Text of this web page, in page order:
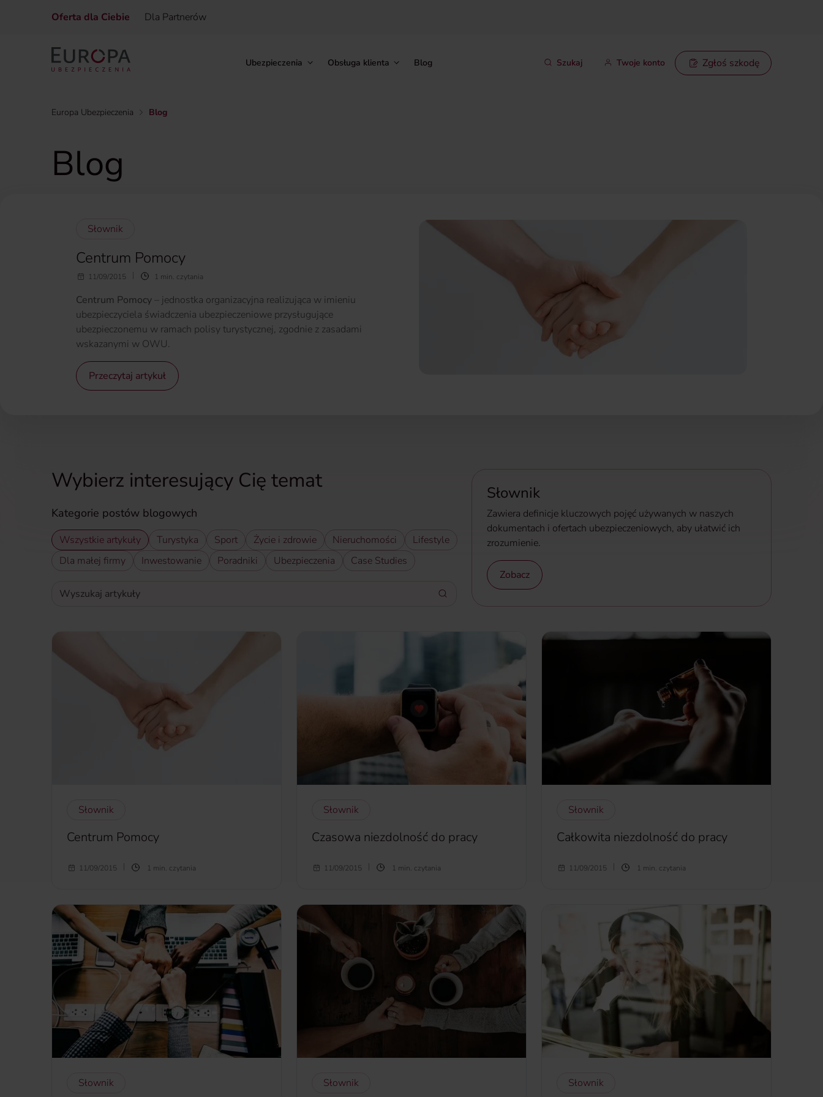
Oferta dla Ciebie Dla Partnerów
Ubezpieczenia Obsługa klienta Blog Szukaj Twoje konto Zgłoś szkodę
Europa Ubezpieczenia Blog
Blog
Słownik
Centrum Pomocy
11/09/2015 1 min. czytania
Centrum Pomocy– jednostka organizacyjna realizująca w imieniu
ubezpieczyciela świadczenia ubezpieczeniowe przysługujące
ubezpieczonemu w ramach polisy turystycznej, zgodnie z zasadami
wskazanymi w OWU.
Przeczytaj artykuł
Wybierz interesujący Cię temat
Kategorie postów blogowych
Wszystkie artykuły Turystyka Sport Życie i zdrowie Nieruchomości
Lifestyle
Dla małej firmy
Inwestowanie Poradniki Ubezpieczenia
Case Studies
Wyszukaj artykuły
Słownik
Zawiera definicje kluczowych pojęć używanych w naszych
dokumentach i ofertach ubezpieczeniowych, aby ułatwić ich
zrozumienie.
Zobacz
Słownik
Centrum Pomocy
Centrum Pomocy– jednostka organizacyjna
ramach polisy turystycznej, zgodnie z zasadami
wskazanymi w OWU.
więcej...
11/09/2015 1 min. czytania
Słownik
Czasowa niezdolność do pracy
Czasowa niezdolność do pracy -okres przerwy
dochodu z powodów choroby lub nieszczęśliwego
wypadku, potwierdzony stosownym dokumentem
i trwający przez okres wskazany w Warunkach
Ubezpieczenia.
11/09/2015 1 min. czytania
Słownik
Całkowita niezdolność do pracy
Całkowita niezdolność do pracy- nieodwracalna
nieszczęśliwego wypadku, który zaistniał w okresie
odpowiedzialności ubezpieczyciela, potwierdzony
stosownym orzeczeniem.
więcej...
11/09/2015 1 min. czytania
Słownik Słownik Słownik